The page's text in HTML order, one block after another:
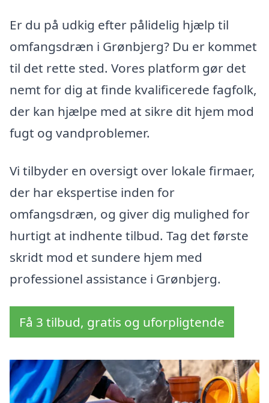
Er du på udkig efter pålidelig hjælp til
omfangsdræn i Grønbjerg? Du er kommet
til det rette sted. Vores platform gør det
nemt for dig at finde kvalificerede fagfolk,
der kan hjælpe med at sikre dit hjem mod
fugt og vandproblemer.
Vi tilbyder en oversigt over lokale firmaer,
der har ekspertise inden for
omfangsdræn, og giver dig mulighed for
hurtigt at indhente tilbud. Tag det første
skridt mod et sundere hjem med
professionel assistance i Grønbjerg.
Få 3 tilbud, gratis og uforpligtende